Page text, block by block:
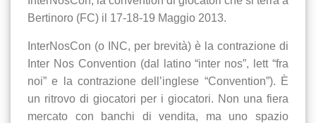
Bertinoro (FC) il 17-18-19 Maggio 2013.
InterNosCon (o INC, per brevità) è la contrazione di
Inter Nos Convention (dal latino “inter nos”, lett “fra
noi” e la contrazione dell’inglese “Convention”). È
un ritrovo di giocatori per i giocatori. Non una fiera
mercato con banchi di vendita, ma uno spazio